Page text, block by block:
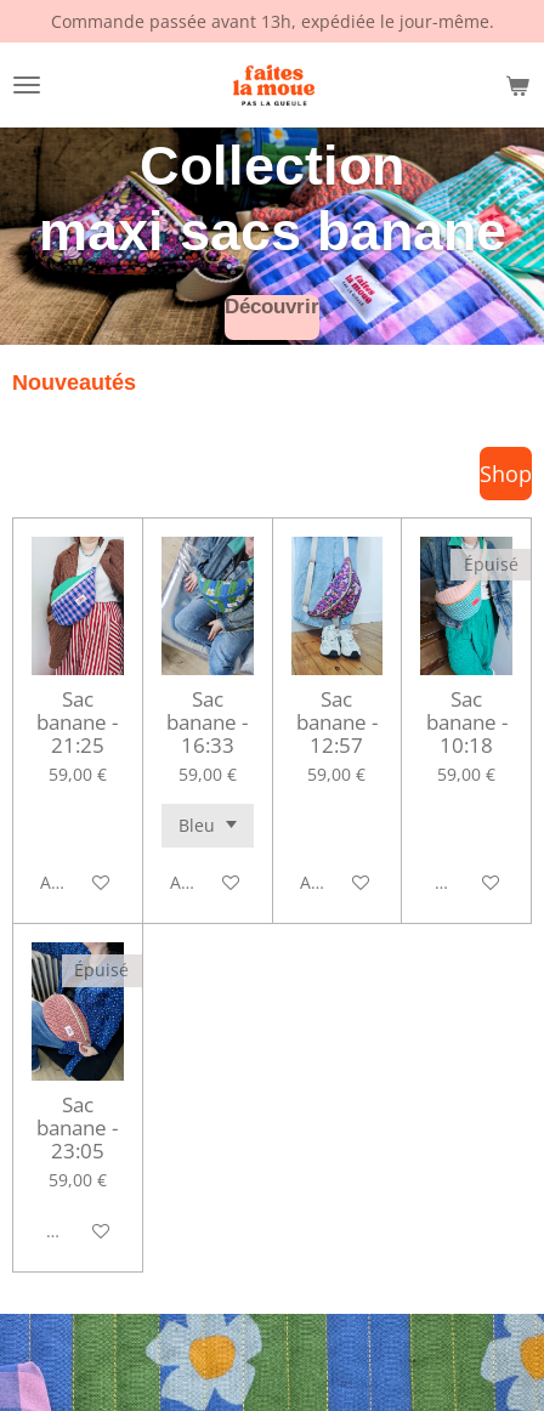
Passer
au
contenu
principal
Commande passée avant 13h, expédiée le jour-même.
Collection
maxi sacs banane
Découvrir
Nouveautés
Shop
Sac
banane -
21:25
59,00 €
Ajouter au panier
Sac
banane -
16:33
59,00 €
Ajouter au panier
Sac
banane -
12:57
59,00 €
Ajouter au panier
Épuisé
Sac
banane -
10:18
59,00 €
M'avertir si
Épuisé
Sac
banane -
23:05
59,00 €
M'avertir si disponible